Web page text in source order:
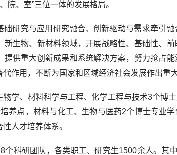
院、室”三位一体的发展格局。
础研究与应用研究融合、创新驱动与需求牵引
新生物、新材料领域，开展战略性、基础性、
提供重大创新成果和系统解决方案，努力抢占
作用，不断为国家和区域经济社会发展作出重大
物学、材料科学与工程、化学工程与技术3个博
养点，材料与化工、生物与医药2个博士专业
人才培养体系。
个科研团队，各类职工、研究生1500余人。其